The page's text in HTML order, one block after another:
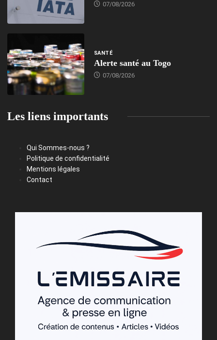
07/08/2026
SANTÉ
Alerte santé au Togo
07/08/2026
Les liens importants
Qui Sommes-nous ?
Politique de confidentialité
Mentions légales
Contact